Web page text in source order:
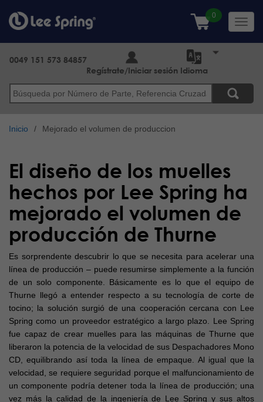
contenido
principal
Buscar
0049 151 573 84857
Regístrate/Iniciar sesiónIdioma
Inicio Mejorado el volumen de produccion
El diseño de los muelles
hechos por Lee Spring ha
mejorado el volumen de
producción de Thurne
Es sorprendente descubrir lo que se necesita para acelerar una
línea de producción – puede resumirse simplemente a la función
de un solo componente. Básicamente es lo que el equipo de
Thurne llegó a entender respecto a su tecnología de corte de
tocino; la solución surgió de una cooperación cercana con Lee
Spring como un proveedor estratégico a largo plazo. Lee Spring
fue capaz de crear muelles para las máquinas de Thurne que
liberaron la potencia de la velocidad de sus Despachadores Mono
CD, equilibrando así toda la línea de empaque. Al igual que la
velocidad, se requiere seguridad porque el malfuncionamiento de
un componente podría detener toda la línea de producción; una
vez más la calidad de la ingeniería de Lee Spring y sus altos